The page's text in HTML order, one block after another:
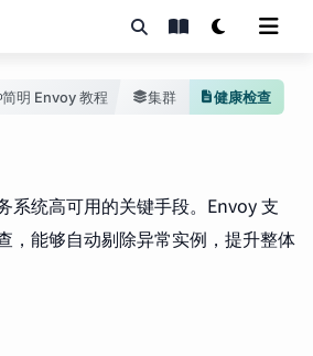
简明 Envoy 教程 集群 健康检查
系统高可用的关键手段。Envoy 支
，能够自动剔除异常实例，提升整体